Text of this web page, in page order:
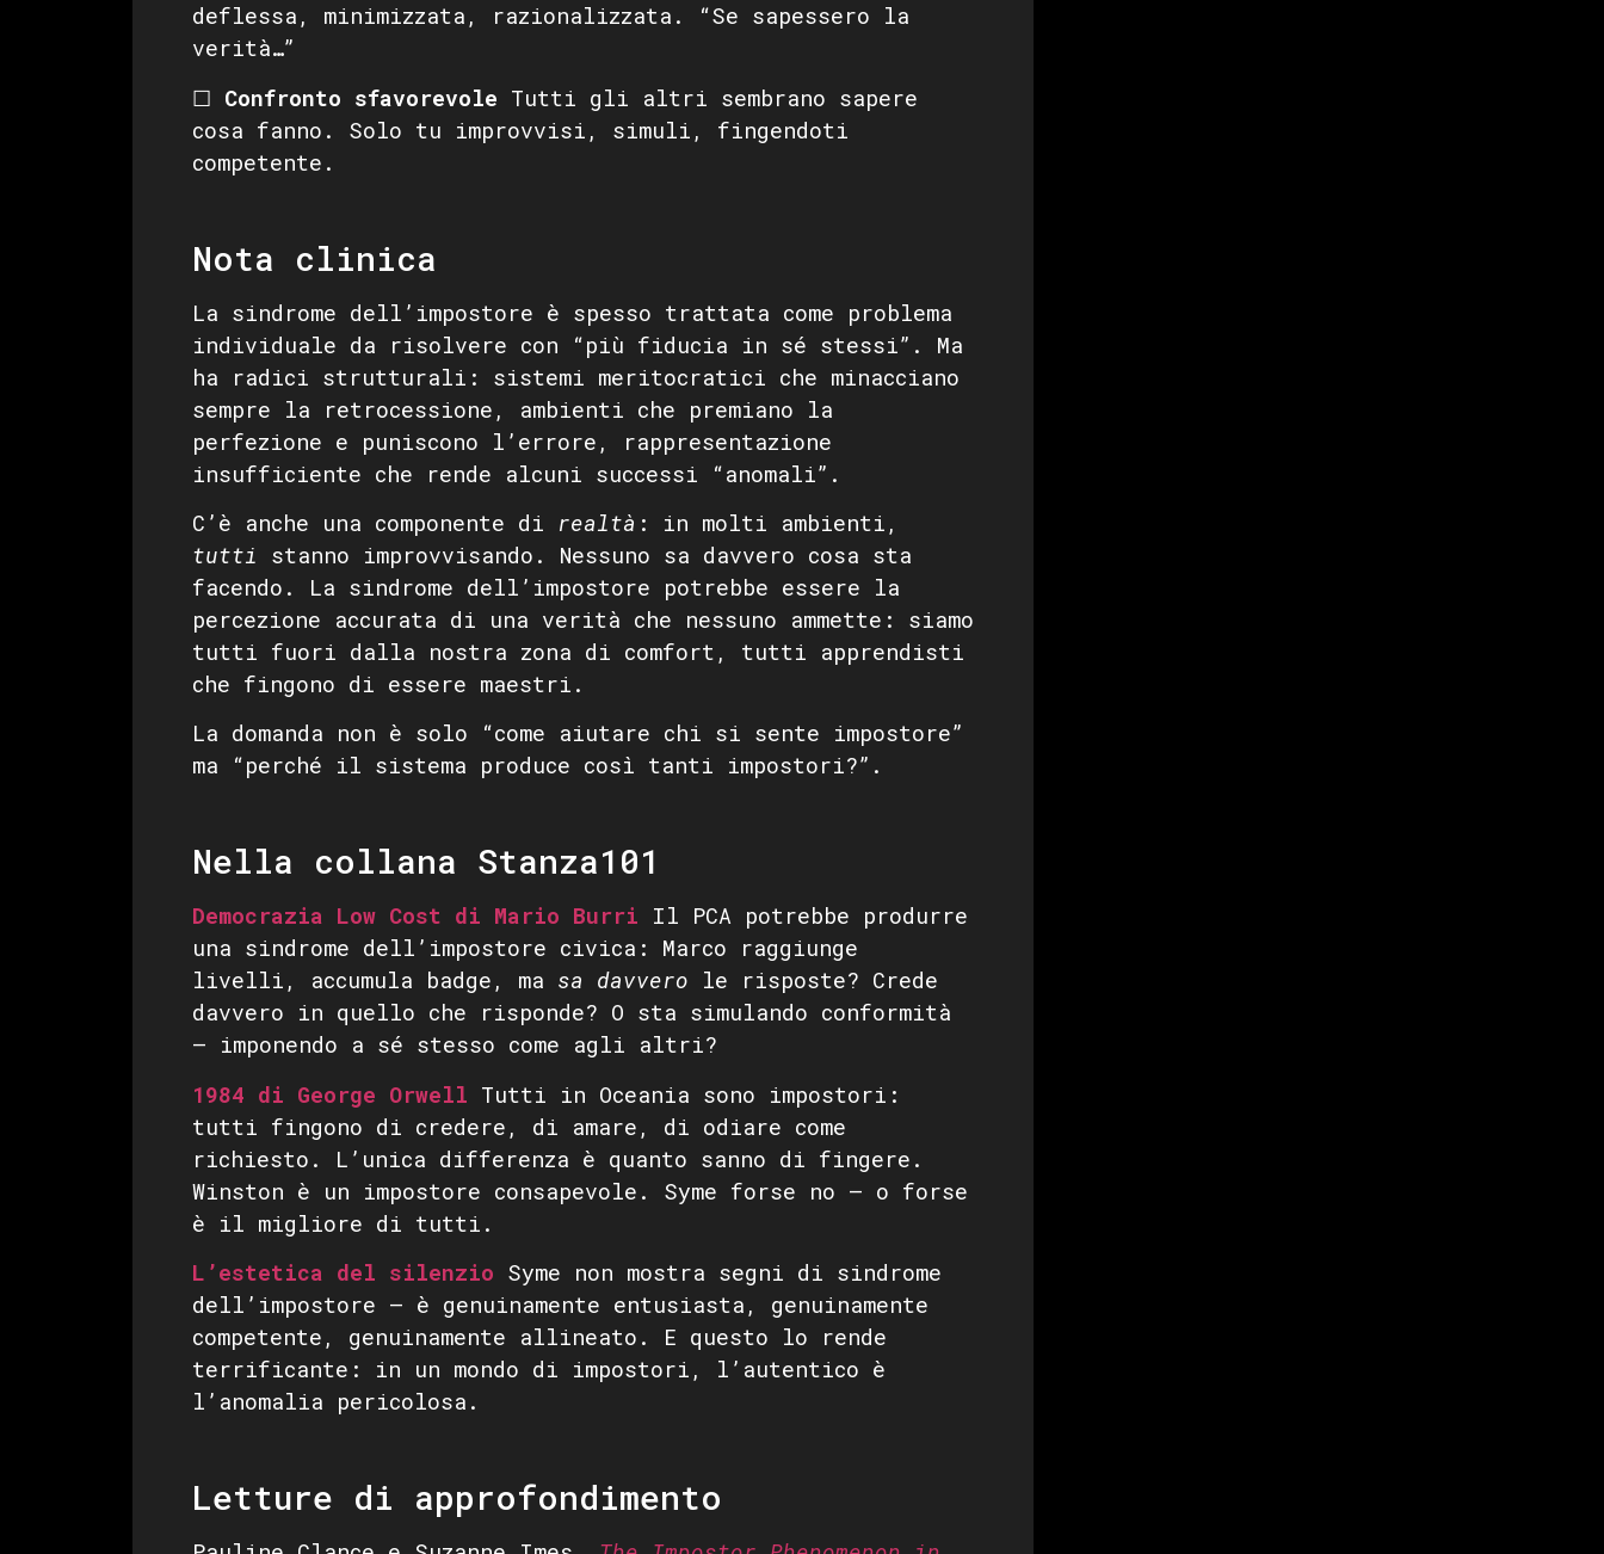
deflessa, minimizzata, razionalizzata. “Se sapessero la
verità…”
☐ Confronto sfavorevole Tutti gli altri sembrano sapere
cosa fanno. Solo tu improvvisi, simuli, fingendoti
competente.
Nota clinica
La sindrome dell’impostore è spesso trattata come problema
individuale da risolvere con “più fiducia in sé stessi”. Ma
ha radici strutturali: sistemi meritocratici che minacciano
sempre la retrocessione, ambienti che premiano la
perfezione e puniscono l’errore, rappresentazione
insufficiente che rende alcuni successi “anomali”.
C’è anche una componente di realtà : in molti ambienti,
tutti stanno improvvisando. Nessuno sa davvero cosa sta
facendo. La sindrome dell’impostore potrebbe essere la
percezione accurata di una verità che nessuno ammette: siamo
tutti fuori dalla nostra zona di comfort, tutti apprendisti
che fingono di essere maestri.
La domanda non è solo “come aiutare chi si sente impostore”
ma “perché il sistema produce così tanti impostori?”.
Nella collana Stanza101
Democrazia Low Cost di Mario Burri Il PCA potrebbe produrre
una sindrome dell’impostore civica: Marco raggiunge
livelli, accumula badge, ma sa davvero le risposte? Crede
davvero in quello che risponde? O sta simulando conformità
— imponendo a sé stesso come agli altri?
1984 di George Orwell Tutti in Oceania sono impostori:
tutti fingono di credere, di amare, di odiare come
richiesto. L’unica differenza è quanto sanno di fingere.
Winston è un impostore consapevole. Syme forse no — o forse
è il migliore di tutti.
L’estetica del silenzio Syme non mostra segni di sindrome
dell’impostore — è genuinamente entusiasta, genuinamente
competente, genuinamente allineato. E questo lo rende
terrificante: in un mondo di impostori, l’autentico è
l’anomalia pericolosa.
Letture di approfondimento